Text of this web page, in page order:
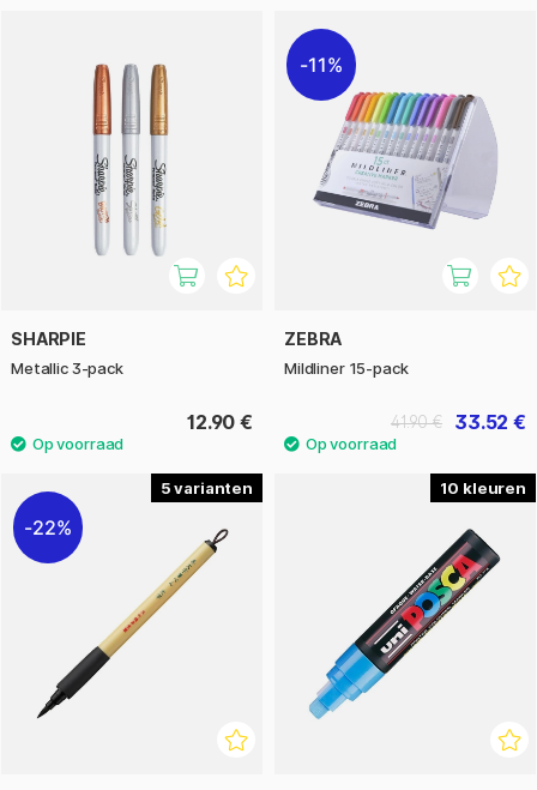
SHARPIE
Metallic 3-pack
12.90 €
11%
ZEBRA
Mildliner 15-pack
33.52 €
41.90 €
5
22%
10